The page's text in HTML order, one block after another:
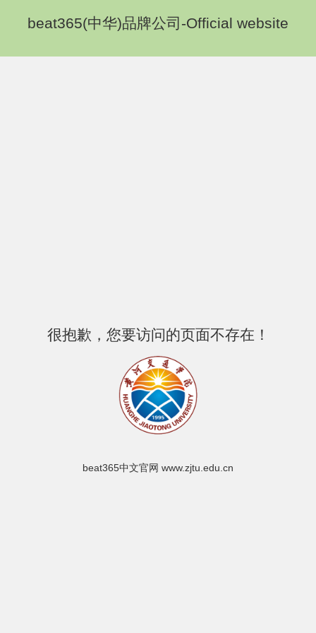
beat365(中华)品牌公司-Official website
很抱歉，您要访问的页面不存在！
beat365中文官网 www.zjtu.edu.cn